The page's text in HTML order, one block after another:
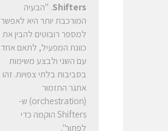
Shifters. "הבעיה
המורכבת יותר היא לאפשר
למספר רובוטים להבין את
כוונת המפעיל, לתאם אחד
עם השני ולבצע משימות
בסביבות בלתי צפויות. זהו
אתגר התזמור
(orchestration) ש-
Shifters הוקמה כדי
לפתור".